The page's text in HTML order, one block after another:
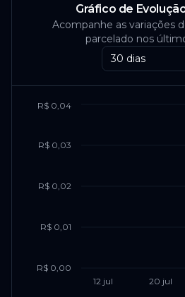
Gráfico de
Acompanhe as variações
parcelado nos
30 dias
12 jul 20 jul
R$ 0,00
R$ 0,01
R$ 0,02
R$ 0,03
R$ 0,04